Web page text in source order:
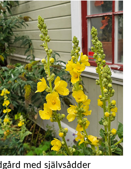
med självsådder